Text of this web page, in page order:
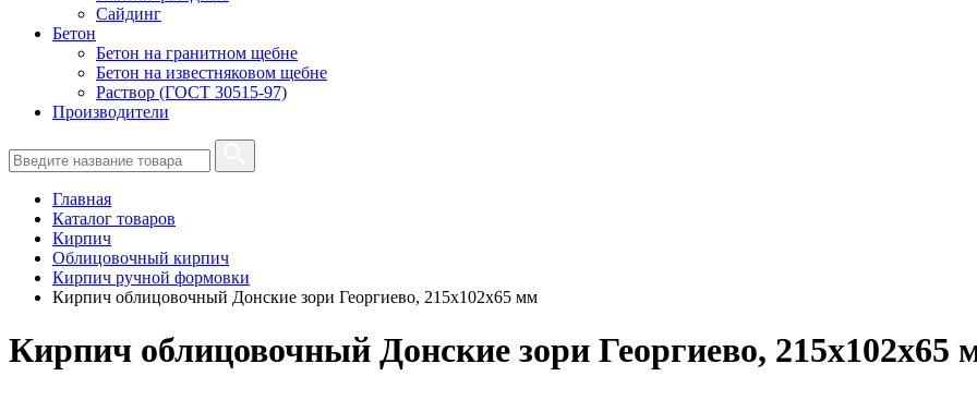
Сайдинг
Бетон
Бетон на гранитном щебне
Бетон на известняковом щебне
Раствор (ГОСТ 30515-97)
Производители
Главная
Каталог товаров
Кирпич
Облицовочный кирпич
Кирпич ручной формовки
Кирпич облицовочный Донские зори Георгиево, 215х102х65 мм
Кирпич облицовочный Донские зори Георгиево, 215х102х65